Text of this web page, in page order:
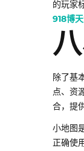
的玩家
918博
除了基
点、资
合，提
小地图
正确使